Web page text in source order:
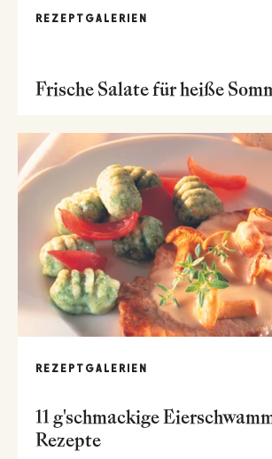
REZEPTGALERIEN
Frische Salate für heiße
REZEPTGALERIEN
11 g'schmackige
Rezepte